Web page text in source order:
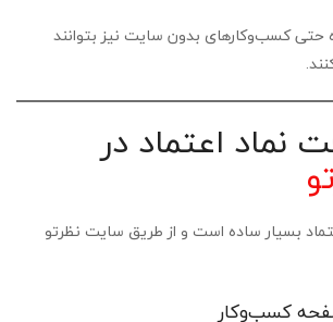
کسب‌وکارهای بدون سایت نیز بتوانند
نماد اعتماد در
بسیار ساده است و از طریق سایت نظرتو